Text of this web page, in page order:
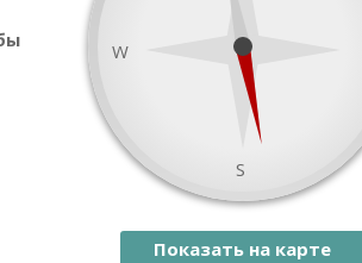
W
S
Показать на карте